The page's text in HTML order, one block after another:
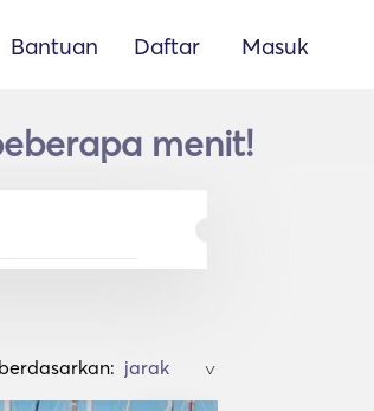
Bantuan Daftar Masuk
menit!
>